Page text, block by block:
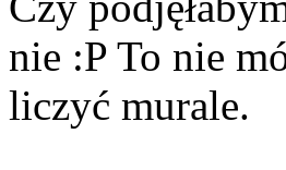
nie :P To nie
liczyć murale.